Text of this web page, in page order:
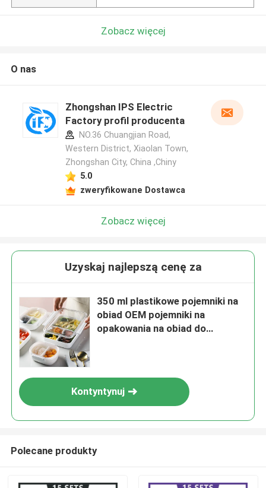
Zobacz więcej
O nas
Zhongshan IPS Electric
Factory profil producenta
NO.36 Chuangjian Road,
Western District, Xiaolan Town,
Zhongshan City, China ,Chiny
5.0
zweryfikowane Dostawca
Zobacz więcej
Uzyskaj najlepszą cenę za
350 ml plastikowe pojemniki na
obiad OEM pojemniki na
opakowania na obiad do
Kontyntynuj
Polecane produkty